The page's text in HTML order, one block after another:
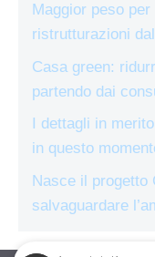
Maggior peso
ristrutturazioni
Casa green:
partendo dai
I dettagli in
in questo
Nasce il progetto
salvaguardare